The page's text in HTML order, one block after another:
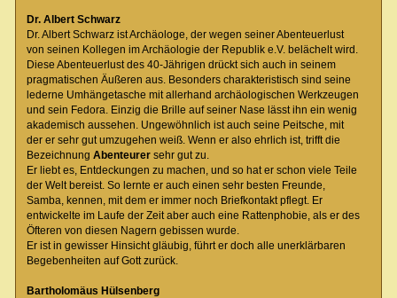
Dr. Albert Schwarz
Dr. Albert Schwarz ist Archäologe, der wegen seiner Abenteuerlust
von seinen Kollegen im Archäologie der Republik e.V. belächelt wird.
Diese Abenteuerlust des 40-Jährigen drückt sich auch in seinem
pragmatischen Äußeren aus. Besonders charakteristisch sind seine
lederne Umhängetasche mit allerhand archäologischen Werkzeugen
und sein Fedora. Einzig die Brille auf seiner Nase lässt ihn ein wenig
akademisch aussehen. Ungewöhnlich ist auch seine Peitsche, mit
der er sehr gut umzugehen weiß. Wenn er also ehrlich ist, trifft die
Bezeichnung Abenteurersehr gut zu.
Er liebt es, Entdeckungen zu machen, und so hat er schon viele Teile
der Welt bereist. So lernte er auch einen sehr besten Freunde,
Samba, kennen, mit dem er immer noch Briefkontakt pflegt. Er
entwickelte im Laufe der Zeit aber auch eine Rattenphobie, als er des
Öfteren von diesen Nagern gebissen wurde.
Er ist in gewisser Hinsicht gläubig, führt er doch alle unerklärbaren
Begebenheiten auf Gott zurück.
Bartholomäus Hülsenberg